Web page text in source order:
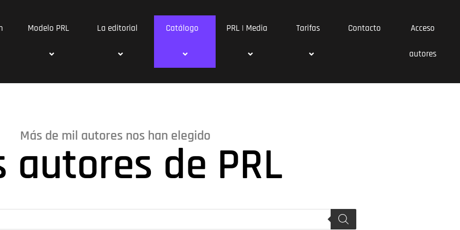
Modelo PRL La editorial Catálogo PRL | Media Tarifas Contacto Acceso
autores
Más de mil autores nos han elegido
autores de PRL